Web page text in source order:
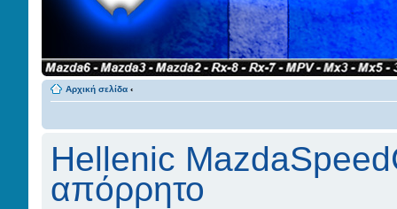
Αρχική σελίδα ‹
Hellenic
απόρρητο